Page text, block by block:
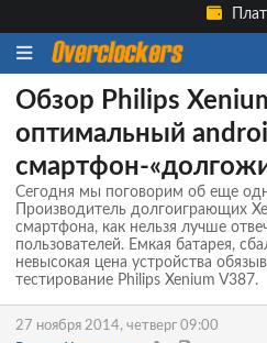
Обзор Philips
оптимальный
смартфон-
Сегодня мы поговорим об еще
Производитель долгоиграющих
смартфона, как нельзя лучше
пользователей. Емкая батарея,
невысокая цена устройства
тестирование Philips Xenium V387.
27 ноября 2014, четверг 09:00